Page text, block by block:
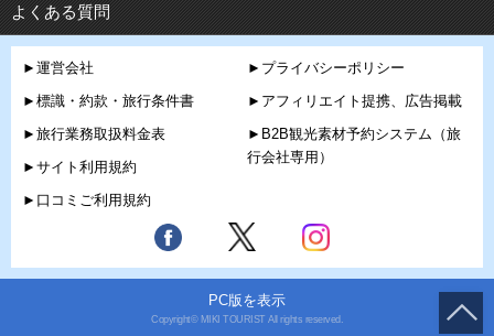
よくある質問
►運営会社
►標識・約款・旅行条件書
►旅行業務取扱料金表
►サイト利用規約
►口コミご利用規約
►プライバシーポリシー
►アフィリエイト提携、広告掲載
►B2B観光素材予約システム（旅
行会社専用）
PC版を表示
Copyright© MIKI TOURIST All rights reserved.